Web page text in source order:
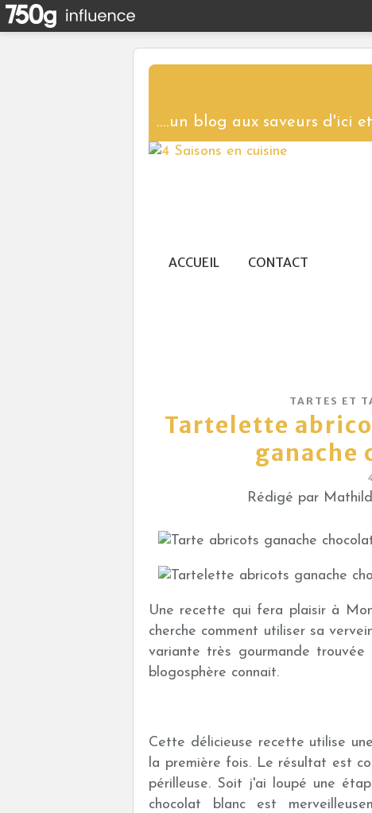
ACCUEIL CONTACT
TARTES ET
Tartelette
ganache
Rédigé par
Une recette qui fera plaisir à
cherche comment utiliser sa
variante très gourmande
blogosphère connait.
Cette délicieuse recette utilise
la première fois. Le résultat est
périlleuse. Soit j'ai loupé une
chocolat blanc est